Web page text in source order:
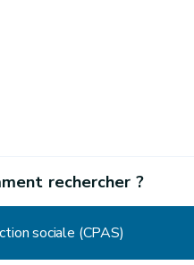
rechercher ?
sociale (CPAS)